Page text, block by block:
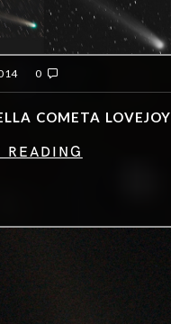
0
COMETA LOVEJOY
READING